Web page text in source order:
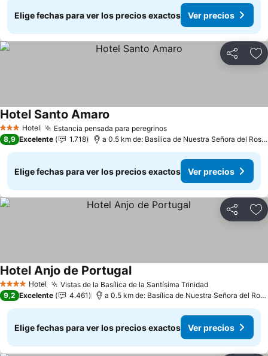
Elige fechas para ver los precios exactos Ver precios
Compartir
3 Estrellas
Hotel Estancia pensada para peregrinosVer precios
Hotel Santo Amaro
8,9 Excelente 1.718 a 0.5 km de: Basílica de Nuestra Señora del
Elige fechas para ver los precios exactos Ver precios
Compartir
4 EstrellasHotel Vistas de la Basílica de la Santísima TrinidadVer precios
Hotel Anjo de PortugalVer precios
9,2 Excelente 4.461 a 0.5 km de: Basílica de Nuestra Señora del
Elige fechas para ver los precios exactos Ver precios